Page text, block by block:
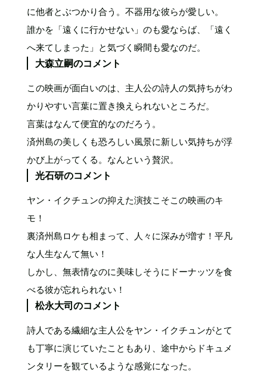
に他者とぶつかり合う。不器用な彼らが愛しい。
誰かを「遠くに行かせない」のも愛ならば、「遠く
へ来てしまった」と気づく瞬間も愛なのだ。
大森立嗣のコメント
この映画が面白いのは、主人公の詩人の気持ちがわ
かりやすい言葉に置き換えられないところだ。
言葉はなんて便宜的なのだろう。
済州島の美しくも恐ろしい風景に新しい気持ちが浮
かび上がってくる。なんという贅沢。
光石研のコメント
ヤン・イクチュンの抑えた演技こそこの映画のキ
モ！
裏済州島ロケも相まって、人々に深みが増す！平凡
な人生なんて無い！
しかし、無表情なのに美味しそうにドーナッツを食
べる彼が忘れられない！
松永大司のコメント
詩人である繊細な主人公をヤン・イクチュンがとて
も丁寧に演じていたこともあり、途中からドキュメ
ンタリーを観ているような感覚になった。